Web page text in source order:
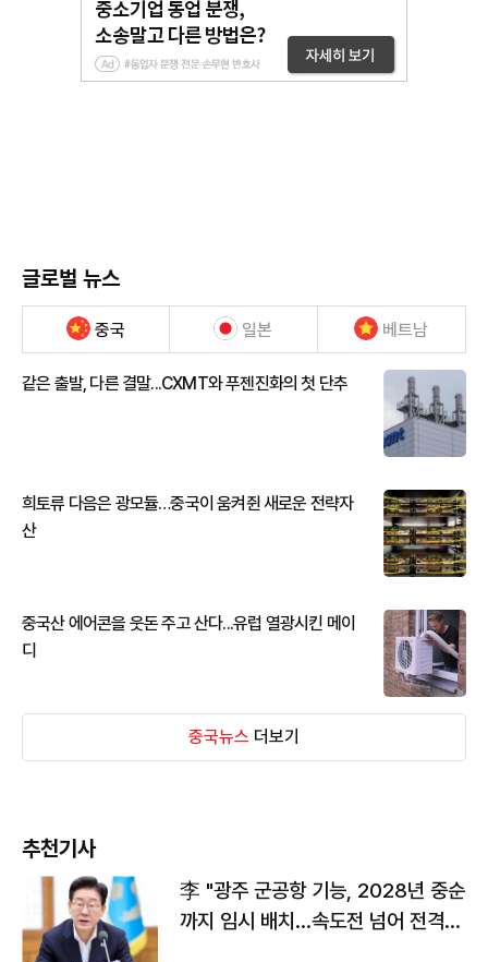
글로벌 뉴스
중국 일본 베트남
같은 출발, 다른 결말...CXMT와 푸젠진화의 첫 단추
희토류 다음은 광모듈…중국이 움켜쥔 새로운 전략자
산
중국산 에어콘을 웃돈 주고 산다...유럽 열광시킨 메이
디
중국뉴스 더보기
추천기사
李 "광주 군공항 기능, 2028년 중순
까지 임시 배치…속도전 넘어 전격